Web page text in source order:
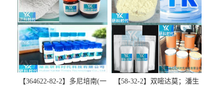
【364622-82-2】多尼培南(一
【58-32-2】双嘧达莫；潘生